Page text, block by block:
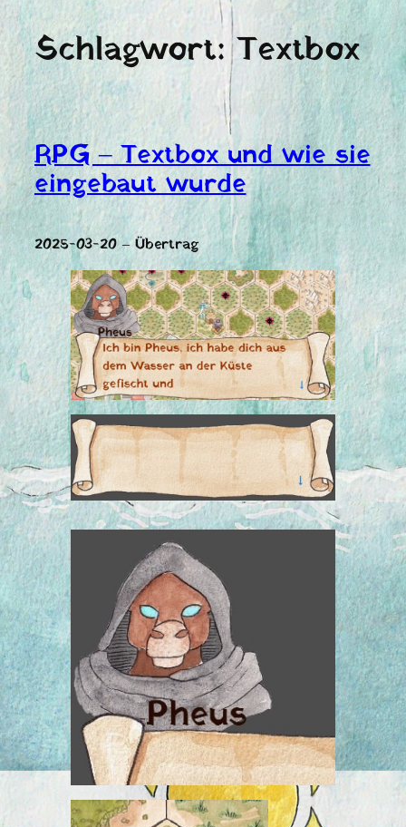
Schlagwort:Textbox
RPG – Textbox und wie sie
eingebaut wurde
2025-03-20 – Übertrag